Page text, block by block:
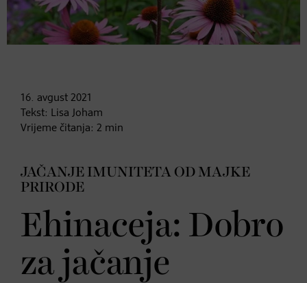
16. avgust 2021
Tekst: Lisa Joham
Vrijeme čitanja: 2 min
JAČANJE IMUNITETA OD MAJKE
PRIRODE
Ehinaceja: Dobro
za jačanje